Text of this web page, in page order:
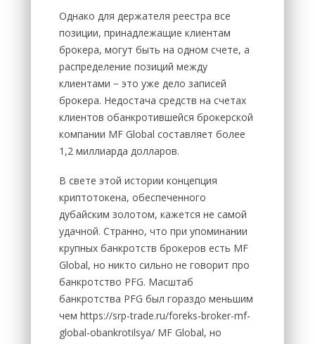
Однако для держателя реестра все
позиции, принадлежащие клиентам
брокера, могут быть на одном счете, а
распределение позиций между
клиентами − это уже дело записей
брокера. Недостача средств на счетах
клиентов обанкротившейся брокерской
компании MF Global составляет более
1,2 миллиарда долларов.
В свете этой истории концепция
криптотокена, обеспеченного
дубайским золотом, кажется не самой
удачной. Странно, что при упоминании
крупных банкротств брокеров есть MF
Global, но никто сильно не говорит про
банкротство PFG. Масштаб
банкротства PFG был гораздо меньшим
чем https://srp-trade.ru/foreks-broker-mf-
global-obankrotilsya/ MF Global, но